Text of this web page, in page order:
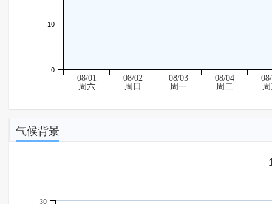
0
10
08/01
周六
08/02
周日
08/03
周一
08/04
周二
气候背景
30